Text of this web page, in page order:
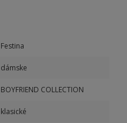
Festina
dámske
BOYFRIEND COLLECTION
klasické